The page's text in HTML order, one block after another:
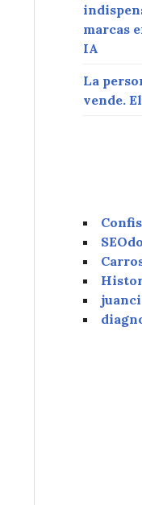
marcas
IA
La
vende.